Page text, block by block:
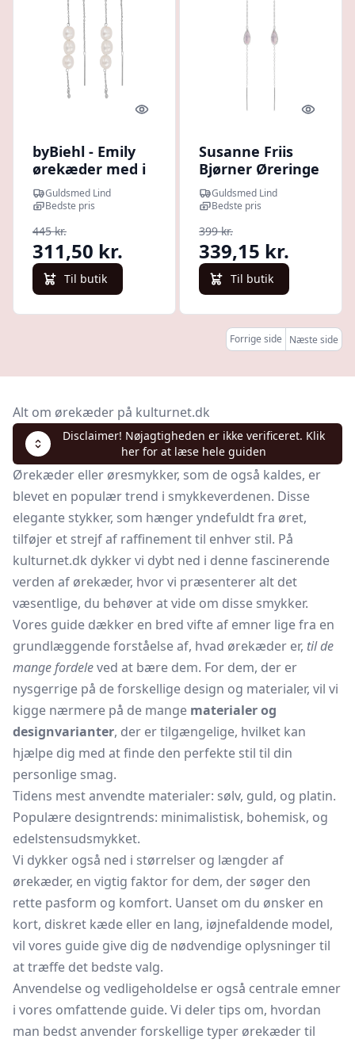
Quick look
byBiehl - Emily
ørekæder med i
sølv med perler -
4-4702wp-r
Guldsmed Lind
Bedste pris
445 kr.
311,50 kr.
Til butik
Quick
Susanne Friis
Bjørner Øreringe
- Sølv ørekæde
med dråbe
krystal - 5560-1-
112
Guldsmed Lind
Bedste pris
399 kr.
339,15 kr.
Til butik
Forrige side Næste side
Alt om ørekæder på kulturnet.dk
Disclaimer! Nøjagtigheden er ikke verificeret. Klik
her for at læse hele guiden
Ørekæder eller øresmykker, som de også kaldes, er
blevet en populær trend i smykkeverdenen. Disse
elegante stykker, som hænger yndefuldt fra øret,
tilføjer et strejf af raffinement til enhver stil. På
kulturnet.dk dykker vi dybt ned i denne fascinerende
verden af ørekæder, hvor vi præsenterer alt det
væsentlige, du behøver at vide om disse smykker.
Vores guide dækker en bred vifte af emner lige fra en
grundlæggende forståelse af, hvad ørekæder er, til de
mange fordeleved at bære dem. For dem, der er
nysgerrige på de forskellige design og materialer, vil vi
kigge nærmere på de mange materialer og
designvarianter, der er tilgængelige, hvilket kan
hjælpe dig med at finde den perfekte stil til din
personlige smag.
Tidens mest anvendte materialer: sølv, guld, og platin.
Populære designtrends: minimalistisk, bohemisk, og
edelstensudsmykket.
Vi dykker også ned i størrelser og længder af
ørekæder, en vigtig faktor for dem, der søger den
rette pasform og komfort. Uanset om du ønsker en
kort, diskret kæde eller en lang, iøjnefaldende model,
vil vores guide give dig de nødvendige oplysninger til
at træffe det bedste valg.
Anvendelse og vedligeholdelse er også centrale emner
i vores omfattende guide. Vi deler tips om, hvordan
man bedst anvender forskellige typer ørekæder til